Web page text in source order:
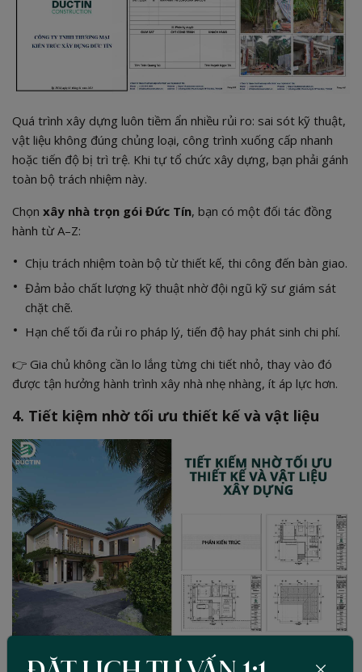
Quá trình xây dựng luôn tiềm ẩn nhiều rủi ro: sai sót kỹ thuật,
vật liệu không đúng chủng loại, công trình xuống cấp nhanh
hoặc tiến độ bị trì trệ. Khi tự tổ chức xây dựng, bạn phải gánh
toàn bộ trách nhiệm này.
Chọn xây nhà trọn gói Đức Tín, bạn có một đối tác đồng
hành từ A–Z:
Chịu trách nhiệm toàn bộ từ thiết kế, thi công đến bàn giao.
Đảm bảo chất lượng kỹ thuật nhờ đội ngũ kỹ sư giám sát
chặt chẽ.
Hạn chế tối đa rủi ro pháp lý, tiến độ hay phát sinh chi phí.
👉 Gia chủ không cần lo lắng từng chi tiết nhỏ, thay vào đó
được tận hưởng hành trình xây nhà nhẹ nhàng, ít áp lực hơn.
4. Tiết kiệm nhờ tối ưu thiết kế và vật liệu